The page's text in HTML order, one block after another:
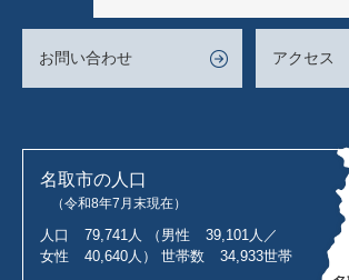
お問い合わせ アクセス
名取市の人口
（令和8年7月末現在）
人口 79,741人 （男性
39,101人／
女性
40,640人） 世帯数 34,933世帯